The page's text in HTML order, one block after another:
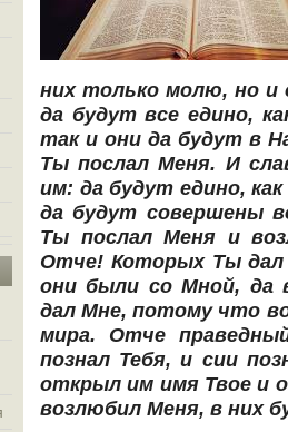
них только молю, но и
да будут все едино,
так и они да будут в
Ты послал Меня. И
им: да будут едино,
да будут совершены
Ты послал Меня и
Отче! Которых Ты
они были со Мной, да
дал Мне, потому что
мира. Отче
познал Тебя, и сии
открыл им имя Твое и
возлюбил Меня, в них